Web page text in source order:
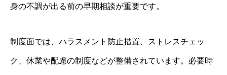
身の不調が出る前の早期相談が重要です。
制度面では、ハラスメント防止措置、ストレスチェッ
ク、休業や配慮の制度などが整備されています。必要時